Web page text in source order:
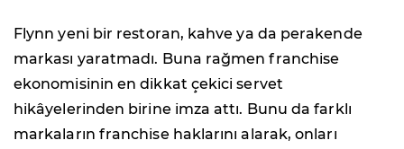
Flynn yeni bir restoran, kahve ya da perakende
markası yaratmadı. Buna rağmen franchise
ekonomisinin en dikkat çekici servet
hikâyelerinden birine imza attı. Bunu da farklı
markaların franchise haklarını alarak, onları